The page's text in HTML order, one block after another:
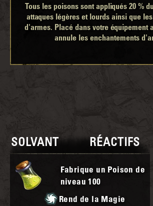
Tous les poisons sont appliqués 20 %
attaques légères et lourds ainsi que
d'armes. Placé dans votre équipement
annule les enchantements
SOLVANT RÉACTIFS
Fabrique un Poison de
niveau100
Rend de la Magie